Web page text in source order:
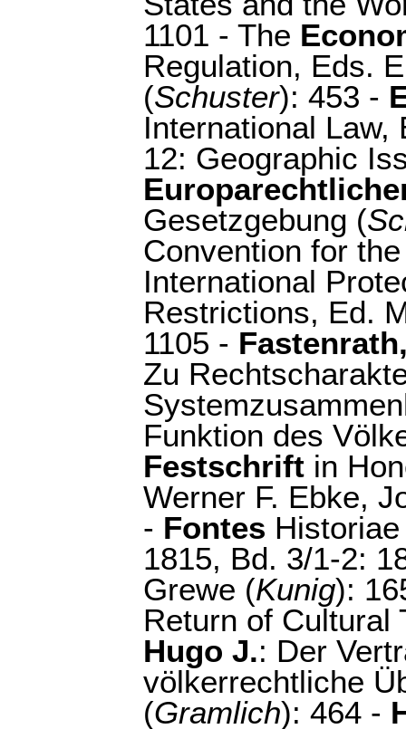
1101 - The
Regulation, Eds.
(Schuster): 453 -
International Law,
12: Geographic
Gesetzgebung (
Convention for
International
Restrictions, Ed.
1105 -
Zu
Funktion des
Festschrift in
Werner F. Ebke,
- Fontes
1815, Bd. 3/1-2:
Grewe (Kunig):
Return of Cultural
Hugo J.: Der
völkerrechtliche
(Gramlich): 464 -